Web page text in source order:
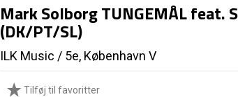
Mark Solborg TUNGEMÅL feat.
(DK/PT/SL)
ILK Music / 5e, København V
Tilføj til favoritter